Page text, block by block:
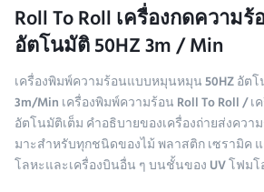
Roll To Roll เครื่องกดความ
อัตโนมัติ 50HZ 3m / Min
เครื่องพิมพ์ความร้อนแบบหมุนหมุน 50HZ อัตโ
3m/Min เครื่องพิมพ์ความร้อน Roll To Roll /
อัตโนมัติเต็ม คําอธิบายของเครื่องถ่ายส่งคว
มาะสําหรับทุกชนิดของไม้ พลาสติก เซรามิค
โลหะและเครื่องบินอื่น ๆ บนชั้นของ UV โฟม